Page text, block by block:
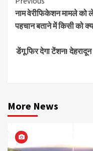
Reading
नाम वेरीफिकेशन मामले को
पहचान बताने में किसी को
डेंगू फिर देगा टेंशन! देहरादून
More News